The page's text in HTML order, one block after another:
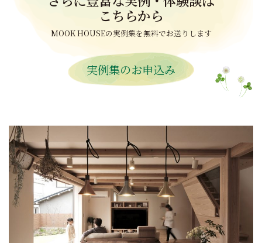
こちらから
MOOK HOUSEの実例集を無料でお送りします
実例集のお申込み